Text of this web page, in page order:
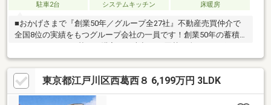
駐車2台
システムキッチン 床暖房
■おかげさまで『創業50年／グループ全27社』不動産売買仲介で
全国8位の実績をもつグループ会社の一員です！創業50年の蓄積
致します！■独自のFP相談【未来カレンダー】住宅購入の資金計
画は未来を見据えて立てなければいけません。漠然とした不安や
悩みを『見える化』して幸せな未来へのスタートを切りましょ
う。■業界初の無料アフターサポート【TOHO HOUSE CLUB】
東京都江戸川区西葛西８ 6,199万円 3LDK